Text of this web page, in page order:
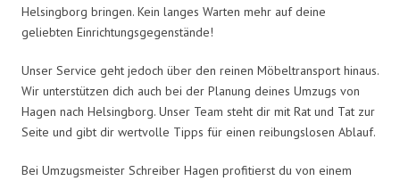
Helsingborg bringen. Kein langes Warten mehr auf deine
geliebten Einrichtungsgegenstände!
Unser Service geht jedoch über den reinen Möbeltransport hinaus.
Wir unterstützen dich auch bei der Planung deines Umzugs von
Hagen nach Helsingborg. Unser Team steht dir mit Rat und Tat zur
Seite und gibt dir wertvolle Tipps für einen reibungslosen Ablauf.
Bei Umzugsmeister Schreiber Hagen profitierst du von einem